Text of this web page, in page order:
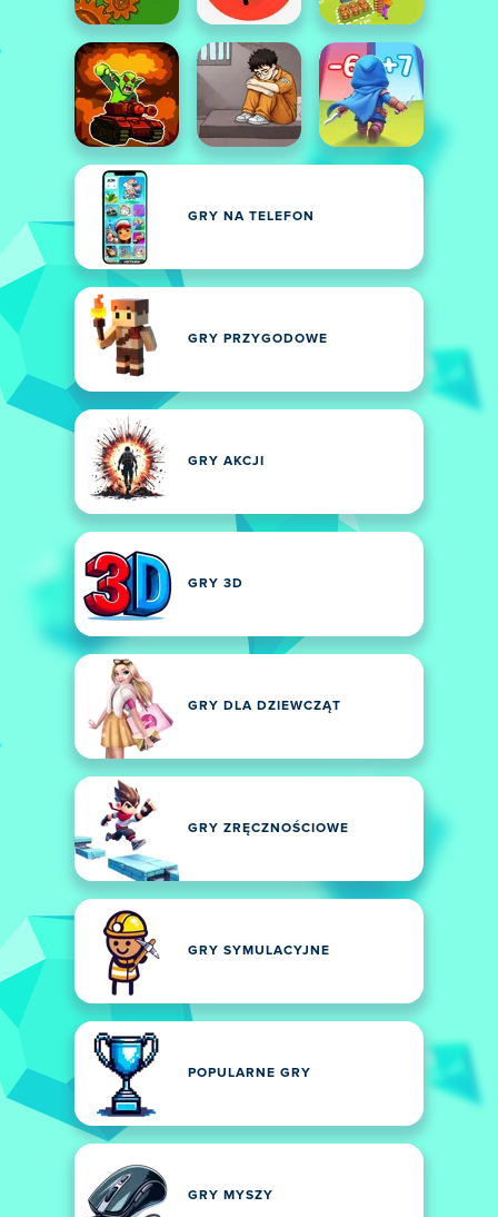
GRY NA TELEFON
GRY PRZYGODOWE
GRY AKCJI
GRY 3D
GRY DLA DZIEWCZĄT
GRY ZRĘCZNOŚCIOWE
GRY SYMULACYJNE
POPULARNE GRY
GRY MYSZY